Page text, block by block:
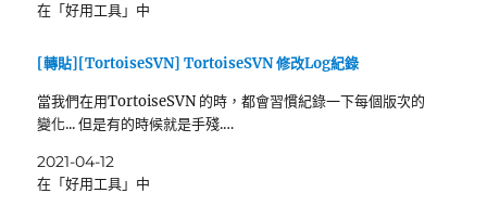
在「好用工具」中
[轉貼][TortoiseSVN] TortoiseSVN 修改Log紀錄
當我們在用TortoiseSVN 的時，都會習慣紀錄一下每個版次的
變化... 但是有的時候就是手殘.…
2021-04-12
在「好用工具」中